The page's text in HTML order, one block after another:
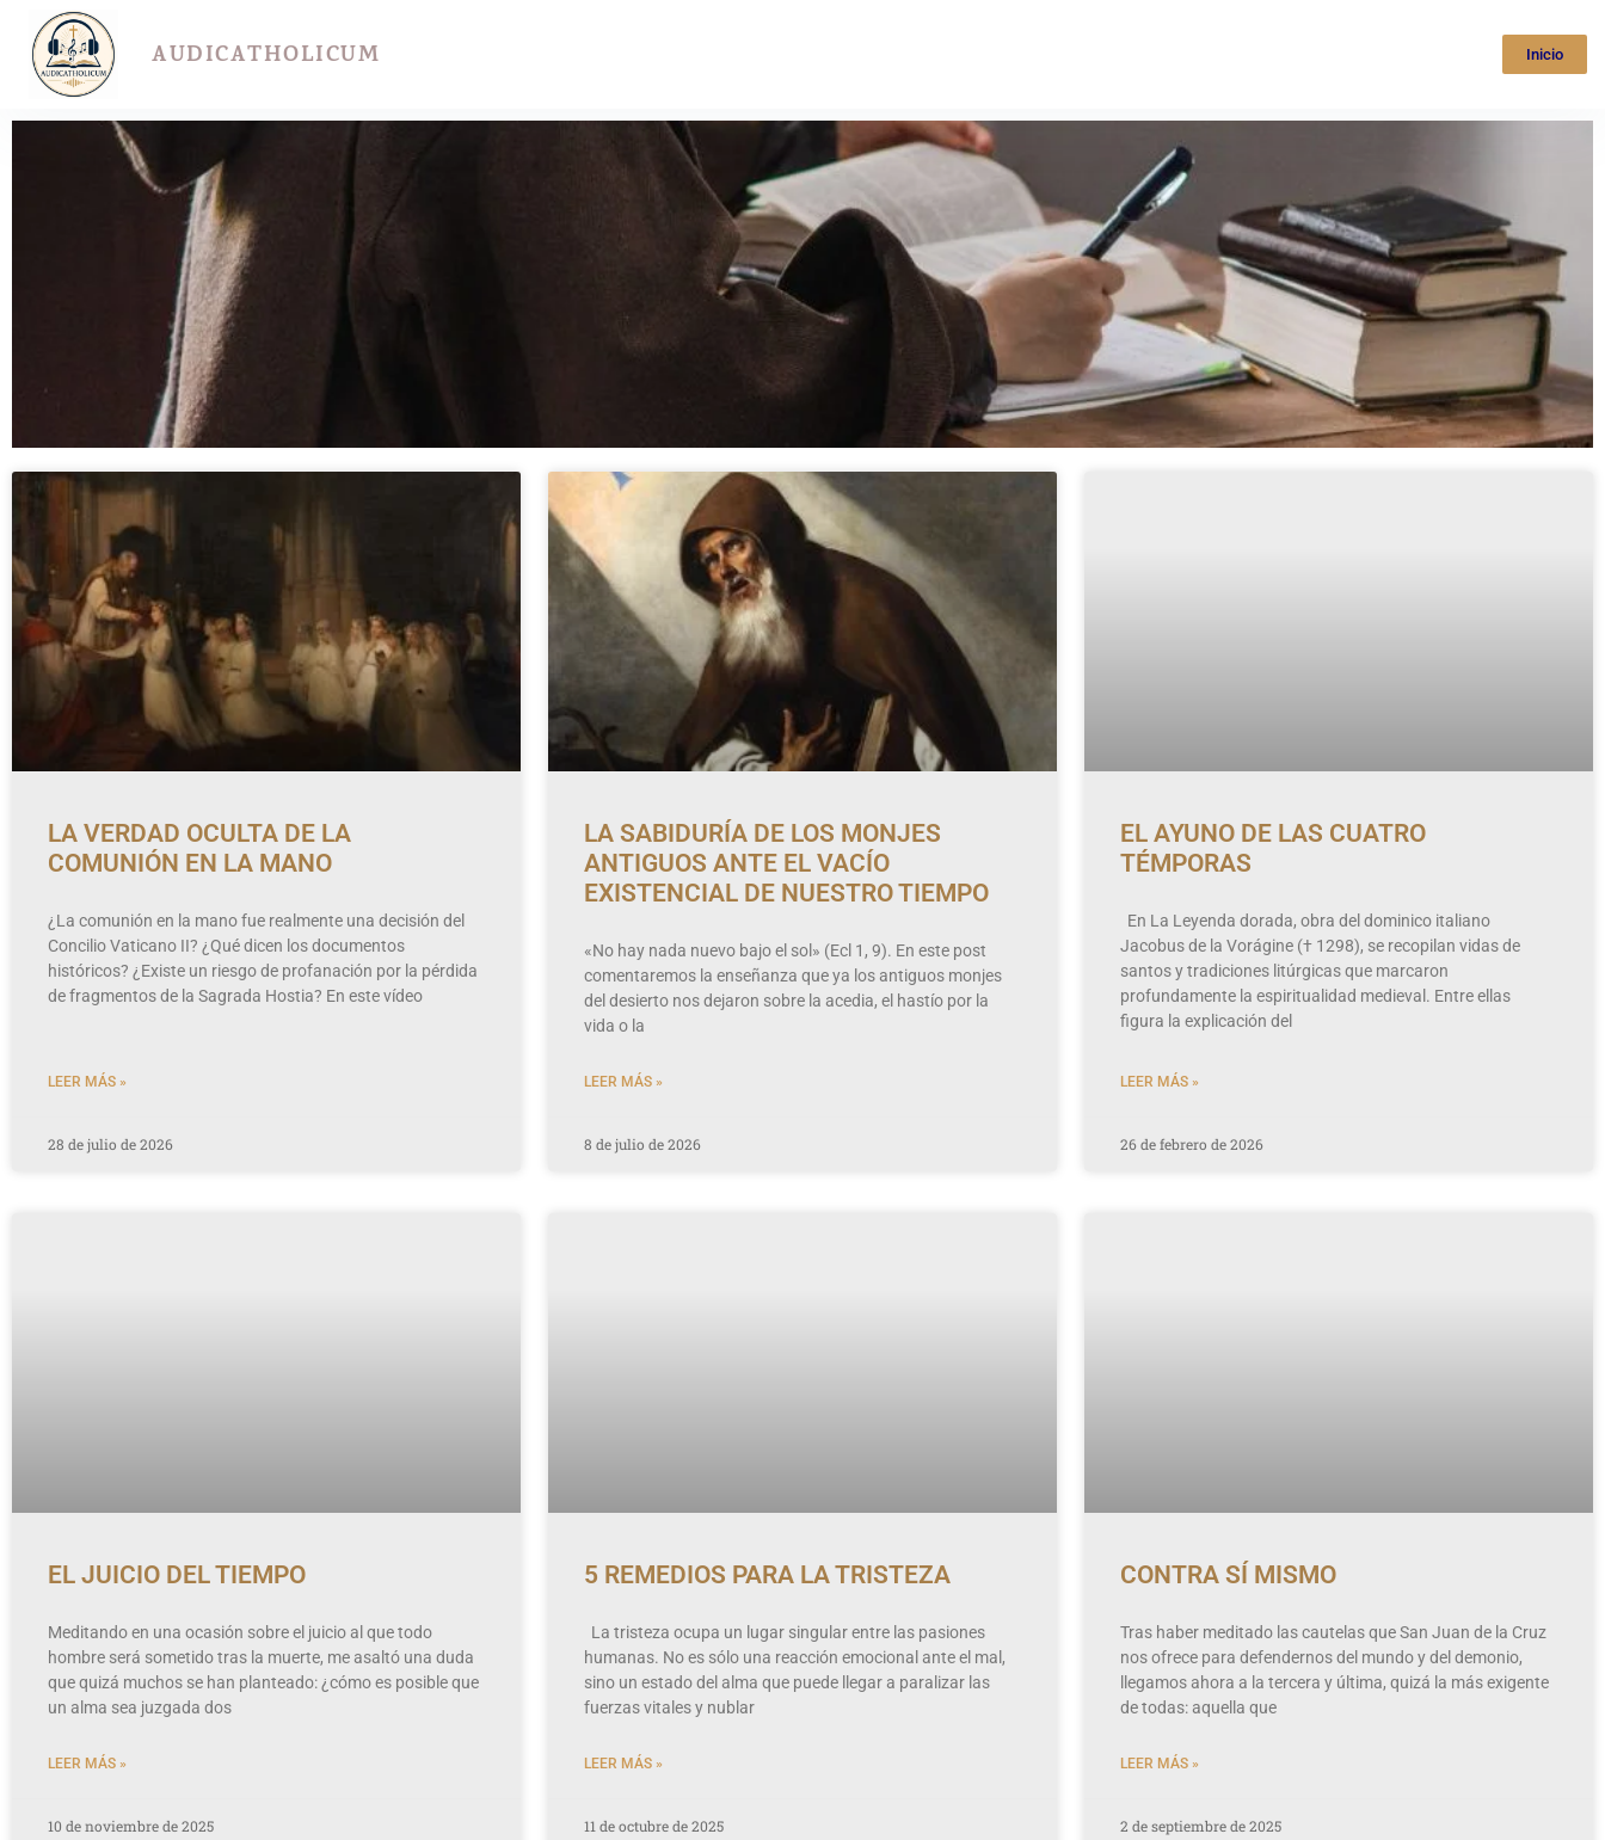
AUDICATHOLICUM Inicio
LA VERDAD OCULTA DE LA
COMUNIÓN EN LA MANO
¿La comunión en la mano fue realmente una decisión del
Concilio Vaticano II? ¿Qué dicen los documentos
históricos? ¿Existe un riesgo de profanación por la pérdida
de fragmentos de la Sagrada Hostia? En este vídeo
LEER MÁS »
28 de julio de 2026
LA SABIDURÍA DE LOS MONJES
ANTIGUOS ANTE EL VACÍO
EXISTENCIAL DE NUESTRO TIEMPO
«No hay nada nuevo bajo el sol» (Ecl 1, 9). En este post
comentaremos la enseñanza que ya los antiguos monjes
del desierto nos dejaron sobre la acedia, el hastío por la
vida o la
LEER MÁS »
8 de julio de 2026
EL AYUNO DE LAS CUATRO
TÉMPORAS
En La Leyenda dorada, obra del dominico italiano
Jacobus de la Vorágine († 1298), se recopilan vidas de
santos y tradiciones litúrgicas que marcaron
profundamente la espiritualidad medieval. Entre ellas
figura la explicación del
LEER MÁS »
26 de febrero de 2026
EL JUICIO DEL TIEMPO
Meditando en una ocasión sobre el juicio al que todo
hombre será sometido tras la muerte, me asaltó una duda
que quizá muchos se han planteado: ¿cómo es posible que
un alma sea juzgada dos
LEER MÁS »
10 de noviembre de 2025
5 REMEDIOS PARA LA TRISTEZA
La tristeza ocupa un lugar singular entre las pasiones
humanas. No es sólo una reacción emocional ante el mal,
sino un estado del alma que puede llegar a paralizar las
fuerzas vitales y nublar
LEER MÁS »
11 de octubre de 2025
CONTRA SÍ MISMO
Tras haber meditado las cautelas que San Juan de la Cruz
nos ofrece para defendernos del mundo y del demonio,
llegamos ahora a la tercera y última, quizá la más exigente
de todas: aquella que
LEER MÁS »
2 de septiembre de 2025